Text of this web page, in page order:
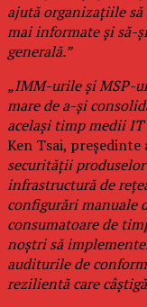
ajută organizațiile să
mai informate și să-
generală.”
„IMM-urile și MSP-
mare de a-și
același timp medii IT
Ken Tsai,
securității
infrastructură de
configurări manuale
consumatoare de
noștri să
auditurile de
rezilientă care